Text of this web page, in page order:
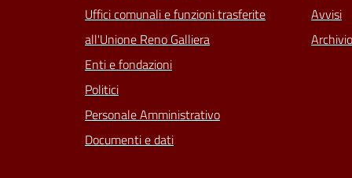
Uffici comunali e funzioni trasferite
all'Unione Reno Galliera
Enti e fondazioni
Politici
Personale Amministrativo
Documenti e dati
Avvisi